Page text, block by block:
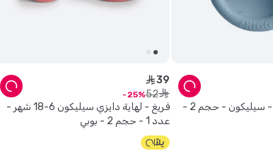
فريغ - لهاية دايزي - سيليكون - حجم 2 -
فريغ - لهاية دايزي سيليكون 6-18 شهر -
عدد 1 - حجم 2 - بوبي
ê39
ê
52
25